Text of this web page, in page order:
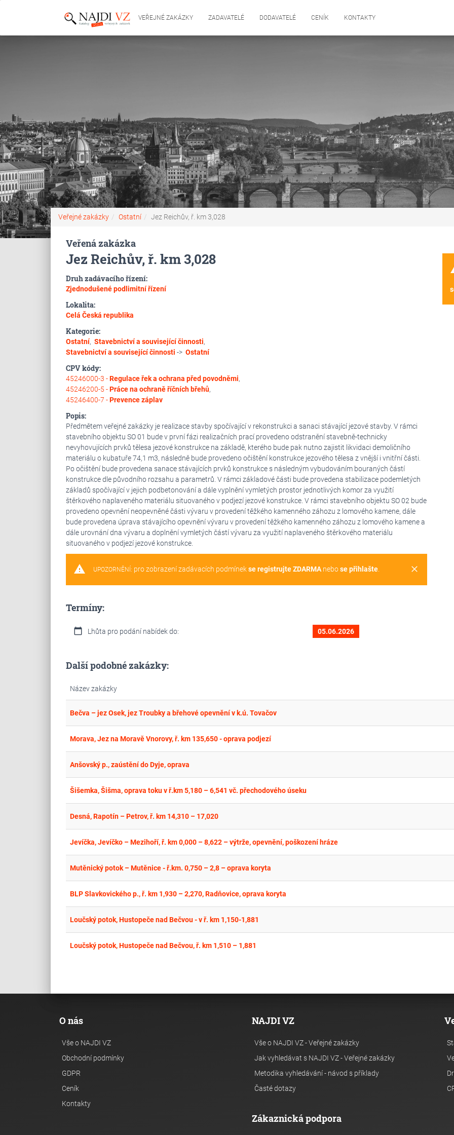
VEŘEJNÉ ZAKÁZKY ZADAVATELÉ DODAVATELÉ CENÍK KONTAKTY
Veřejné zakázky Ostatní Jez Reichův, ř. km 3,028
Veřená zakázka
Jez Reichův, ř. km 3,028
Druh zadávacího řízení:
Zjednodušené podlimitní řízení
Lokalita:
Celá Česká republika
Kategorie:
Ostatní, Stavebnictví a související činnosti,
Stavebnictví a související činnosti -> Ostatní
CPV kódy:
45246000-3 -Regulace řek a ochrana před povodněmi,
45246200-5 -Práce na ochraně říčních břehů,
45246400-7 -Prevence záplav
Popis:
Předmětem veřejné zakázky je realizace stavby spočívající v rekonstrukci a sanaci stávající jezové stavby. V rámci
stavebního objektu SO 01 bude v první fázi realizačních prací provedeno odstranění stavebně-technicky
nevyhovujících prvků tělesa jezové konstrukce na základě, kterého bude pak nutno zajistit likvidaci demoličního
materiálu o kubatuře 74,1 m3, následně bude provedeno očištění konstrukce jezového tělesa z vnější i vnitřní části.
Po očištění bude provedena sanace stávajících prvků konstrukce s následným vybudováním bouraných částí
konstrukce dle původního rozsahu a parametrů. V rámci základové části bude provedena stabilizace podemletých
základů spočívající v jejich podbetonování a dále vyplnění vymletých prostor jednotlivých komor za využití
štěrkového naplaveného materiálu situovaného v podjezí jezové konstrukce. V rámci stavebního objektu SO 02 bude
provedeno opevnění neopevněné části vývaru v provedení těžkého kamenného záhozu z lomového kamene, dále
bude provedena úprava stávajícího opevnění vývaru v provedení těžkého kamenného záhozu z lomového kamene a
dále urovnání dna vývaru a doplnění vymletých částí vývaru za využití naplaveného štěrkového materiálu
situovaného v podjezí jezové konstrukce.
warning clear
UPOZORNĚNÍ: pro zobrazení zadávacích podmínekse registrujte ZDARMAnebose přihlašte.
Termíny:
calendar_today Lhůta pro podání nabídek do: 05.06.2026
Další podobné zakázky:
Název zakázky
Bečva – jez Osek, jez Troubky a břehové opevnění v k.ú. Tovačov
Morava, Jez na Moravě Vnorovy, ř. km 135,650 - oprava podjezí
Anšovský p., zaústění do Dyje, oprava
Šišemka, Šišma, oprava toku v ř.km 5,180 – 6,541 vč. přechodového úseku
Desná, Rapotín – Petrov, ř. km 14,310 – 17,020
Jevíčka, Jevíčko – Mezihoří, ř. km 0,000 – 8,622 – výtrže, opevnění, poškození hráze
Mutěnický potok – Mutěnice - ř.km. 0,750 – 2,8 – oprava koryta
BLP Slavkovického p., ř. km 1,930 – 2,270, Radňovice, oprava koryta
Loučský potok, Hustopeče nad Bečvou - v ř. km 1,150-1,881
Loučský potok, Hustopeče nad Bečvou, ř. km 1,510 – 1,881
O nás
Vše o NAJDI VZ
Obchodní podmínky
GDPR
Ceník
Kontakty
NAJDI VZ
Vše o NAJDI VZ - Veřejné zakázky
Jak vyhledávat s NAJDI VZ - Veřejné zakázky
Metodika vyhledávání - návod s příklady
Časté dotazy
Zákaznická podpora